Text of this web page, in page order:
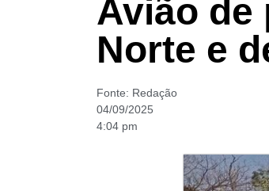
Avião de
Norte e
Fonte: Redação
04/09/2025
4:04 pm